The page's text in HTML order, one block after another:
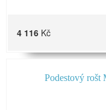
4 116 Kč
Podestový